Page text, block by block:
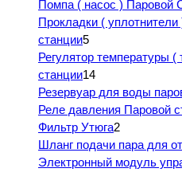
Помпа ( насос ) Паровой
Прокладки (
станции5
Регулятор температуры (
станции14
Резервуар для воды
Реле давления Паровой
Фильтр Утюга2
Шланг подачи пара для
Электронный модуль